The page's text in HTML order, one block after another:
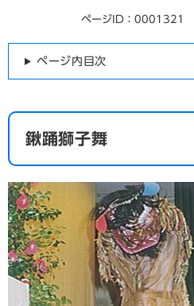
ページID：0001321
ページ内目次
鍬踊獅子舞